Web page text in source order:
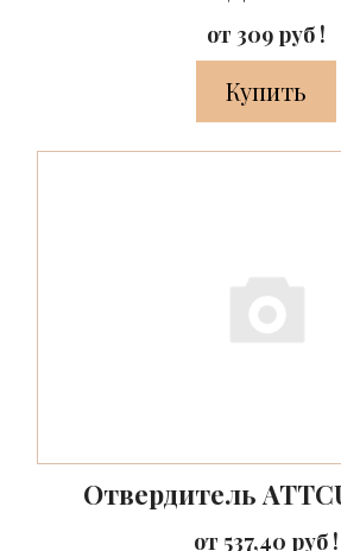
от 309 руб !
Купить
Отвердитель
от 537,40 руб !